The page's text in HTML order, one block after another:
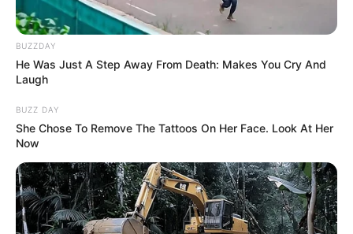
BUZZDAY
He Was Just A Step Away From Death: Makes You Cry And
Laugh
BUZZ DAY
She Chose To Remove The Tattoos On Her Face. Look At Her
Now